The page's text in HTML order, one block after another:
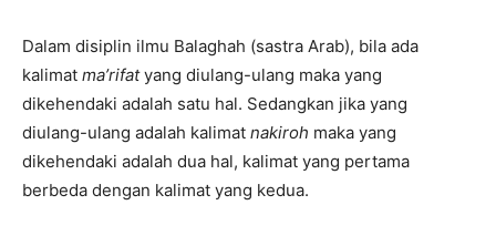
Dalam disiplin ilmu Balaghah (sastra Arab), bila ada
kalimat ma’rifatyang diulang-ulang maka yang
dikehendaki adalah satu hal. Sedangkan jika yang
diulang-ulang adalah kalimat nakiroh maka yang
dikehendaki adalah dua hal, kalimat yang pertama
berbeda dengan kalimat yang kedua.